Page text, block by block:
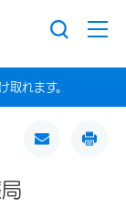
取れます。